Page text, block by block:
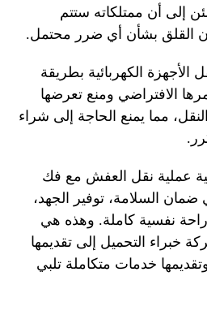
إلى أن ممتلكاته ستتم
دون القلق بشأن أي ضرر محتمل.
الأجهزة الكهربائية بطريقة
الافتراضي ومنع تعرضها
مما يمنع الحاجة إلى شراء
عملية نقل العفش مع فك
ضمان السلامة، توفير الجهد،
نفسية كاملة. وهذه هي
خبراء التحميل إلى تقديمها
خدمات متكاملة تلبي